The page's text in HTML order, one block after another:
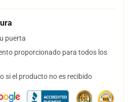
puerta
proporcionado para todos los
si el producto no es recibido